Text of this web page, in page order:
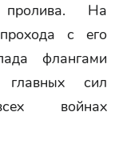
На
прохода с его
флангами
главных сил
войнах